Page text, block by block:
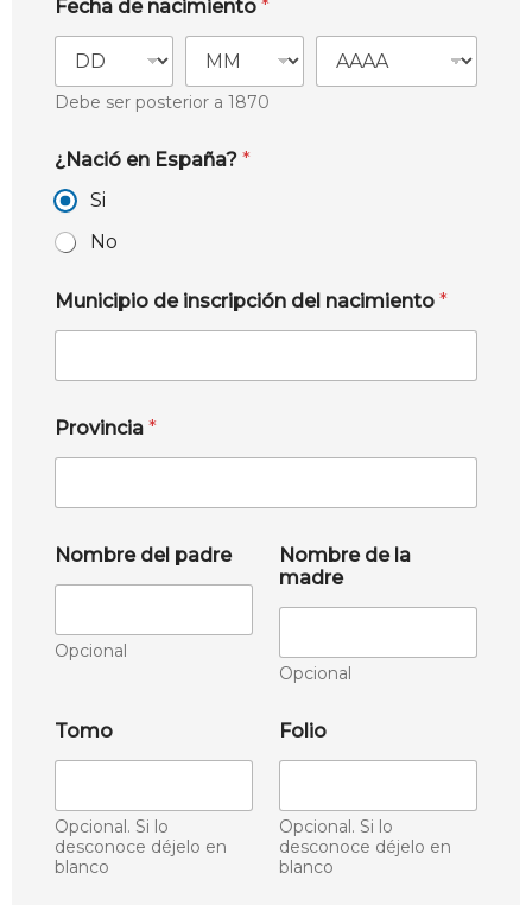
Fecha de nacimiento *
Debe ser posterior a 1870
¿Nació en España? *
Si
No
Municipio de inscripción del nacimiento *
Provincia *
Nombre del padre
Opcional
Nombre de la
madre
Opcional
Tomo
Opcional. Si lo
desconoce déjelo en
blanco
Folio
Opcional. Si lo
desconoce déjelo en
blanco